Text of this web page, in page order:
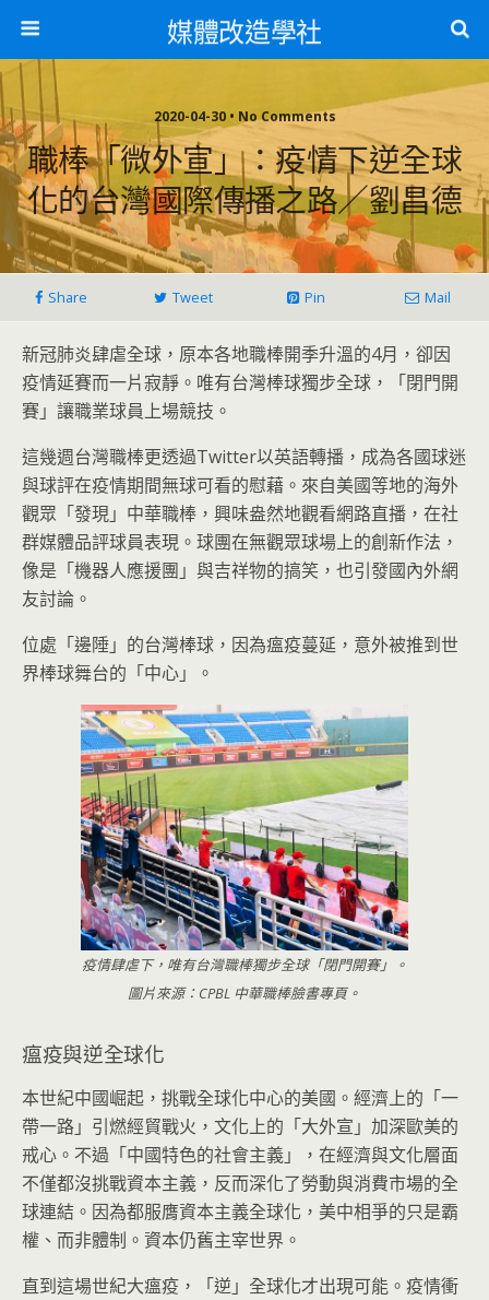
媒體改造學社
2020-04-30 • No Comments
職棒「微外宣」：疫情下逆全球
化的台灣國際傳播之路／劉昌德
Share Tweet Pin Mail
新冠肺炎肆虐全球，原本各地職棒開季升溫的4月，卻因
疫情延賽而一片寂靜。唯有台灣棒球獨步全球，「閉門開
賽」讓職業球員上場競技。
這幾週台灣職棒更透過Twitter以英語轉播，成為各國球迷
與球評在疫情期間無球可看的慰藉。來自美國等地的海外
觀眾「發現」中華職棒，興味盎然地觀看網路直播，在社
群媒體品評球員表現。球團在無觀眾球場上的創新作法，
像是「機器人應援團」與吉祥物的搞笑，也引發國內外網
友討論。
位處「邊陲」的台灣棒球，因為瘟疫蔓延，意外被推到世
界棒球舞台的「中心」。
疫情肆虐下，唯有台灣職棒獨步全球「閉門開賽」。
圖片來源：CPBL 中華職棒臉書專頁。
瘟疫與逆全球化
本世紀中國崛起，挑戰全球化中心的美國。經濟上的「一
帶一路」引燃經貿戰火，文化上的「大外宣」加深歐美的
戒心。不過「中國特色的社會主義」，在經濟與文化層面
不僅都沒挑戰資本主義，反而深化了勞動與消費市場的全
球連結。因為都服膺資本主義全球化，美中相爭的只是霸
權、而非體制。資本仍舊主宰世界。
直到這場世紀大瘟疫，「逆」全球化才出現可能。疫情衝